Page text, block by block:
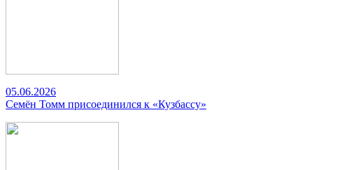
05.06.2026
Семён Томм присоединился к «Кузбассу»